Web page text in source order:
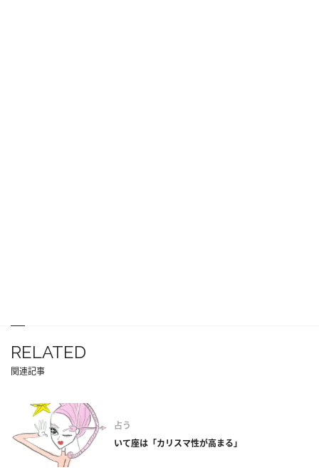
RELATED
関連記事
占う
いて座は「カリスマ性が高まる」